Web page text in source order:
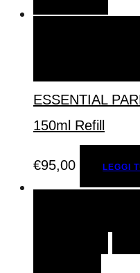
ESSENTIAL
150ml Refill
€95,00 LEGGI